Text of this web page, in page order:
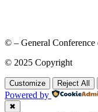
© – General Conference
© 2025 Copyright
Customize Reject All
Powered by
✖